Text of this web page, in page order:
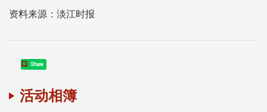
资料来源：淡江时报
Share
活动相簿